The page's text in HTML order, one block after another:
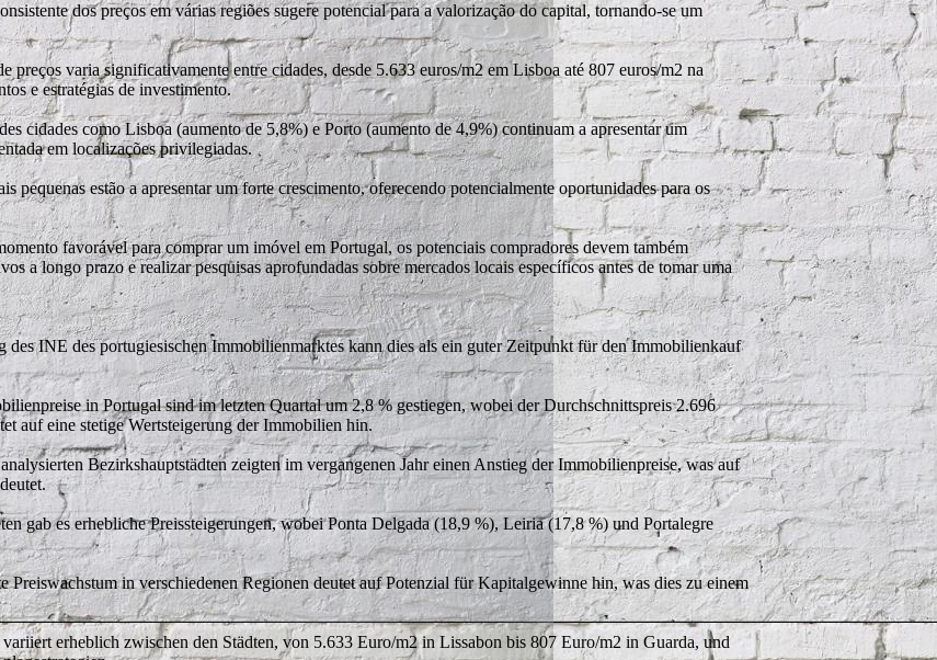
dos preços em várias regiões sugere potencial para a valorização do capital, tornando-se um
varia significativamente entre cidades, desde 5.633 euros/m2 em Lisboa até 807 euros/m2 na
e estratégias de investimento.
cidades como Lisboa (aumento de 5,8%) e Porto (aumento de 4,9%) continuam a apresentar um
em localizações privilegiadas.
estão a apresentar um forte crescimento, oferecendo potencialmente oportunidades para os
favorável para comprar um imóvel em Portugal, os potenciais compradores devem também
a longo prazo e realizar pesquisas aprofundadas sobre mercados locais específicos antes de tomar uma
des INE des portugiesischen Immobilienmarktes kann dies als ein guter Zeitpunkt für den Immobilienkauf
in Portugal sind im letzten Quartal um 2,8 % gestiegen, wobei der Durchschnittspreis 2.696
auf eine stetige Wertsteigerung der Immobilien hin.
Bezirkshauptstädten zeigten im vergangenen Jahr einen Anstieg der Immobilienpreise, was auf
gab es erhebliche Preissteigerungen, wobei Ponta Delgada (18,9 %), Leiria (17,8 %) und Portalegre
in verschiedenen Regionen deutet auf Potenzial für Kapitalgewinne hin, was dies zu einem
erheblich zwischen den Städten, von 5.633 Euro/m2 in Lissabon bis 807 Euro/m2 in Guarda, und